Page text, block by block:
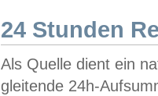
24 Stunden
Als Quelle dient ein
gleitende 24h-